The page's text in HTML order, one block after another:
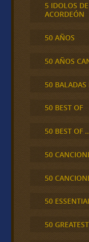
5 IDOLOS
ACORDEÓN
50 AÑOS
50 AÑOS
50 BALADAS
50 BEST OF
50 BEST OF
50
50
50
50